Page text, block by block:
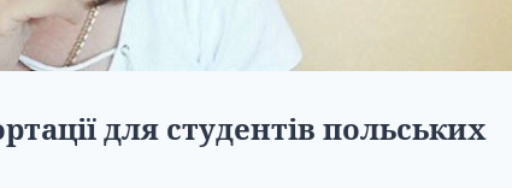
для студентів польських